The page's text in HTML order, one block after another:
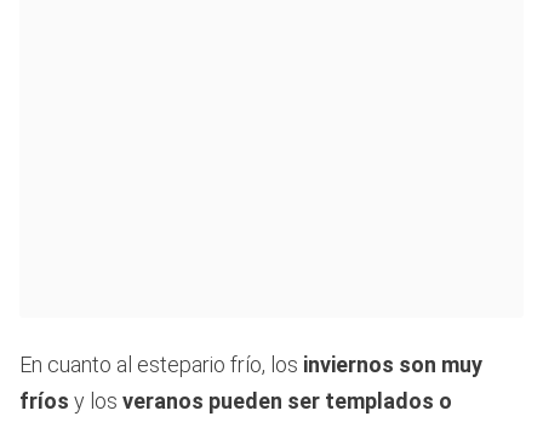
En cuanto al estepario frío, los inviernos son muy
fríos y los veranos pueden ser templados o